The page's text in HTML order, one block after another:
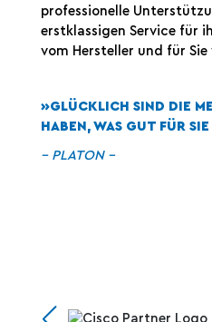
professionelle
erstklassigen Service für
vom Hersteller und für Sie
»GLÜCKLICH SIND DIE
HABEN, WAS GUT FÜR
– PLATON –